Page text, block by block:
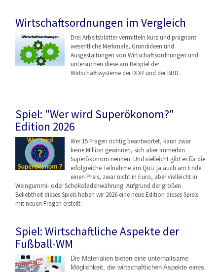
Wirtschaftsordnungen im Vergleich
Drei Arbeitsblätter vermitteln kurz und prägnant
wesentliche Merkmale, Grundideen und
Ausgestaltungen von Wirtschaftsordnungen und
untersuchen diese am Beispiel der
Wirtschaftssysteme der DDR und der BRD.
Spiel: "Wer wird Superökonom?"
Edition 2026
Wer 15 Fragen richtig beantwortet, kann zwar
keine Million gewinnen, sich aber immerhin
Superökonom nennen. Und vielleicht gibt es für die
erfolgreiche Teilnahme am Quiz ja auch am Ende
einen Preis, zwar nicht in Euro, aber vielleicht in
Weingummi- oder Schokoladenwährung. Aufgrund der großen
Beliebtheit dieses Spiels haben wir 2026 eine neue Edition dieses Spiels
mit neuen Fragen erstellt.
Spiel: Wirtschaftliche Aspekte der
Fußball-WM
Die Materialien bieten eine unterhaltsame
Möglichkeit, die wirtschaftlichen Aspekte eines